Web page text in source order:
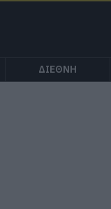
ΔΙΕΘΝΗ